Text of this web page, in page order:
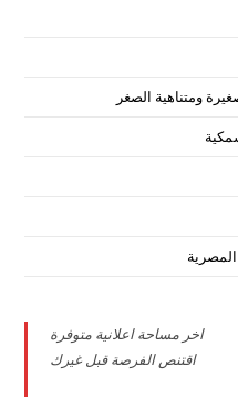
ومتناهية الصغر
اخر مساحة اعلانية متوفرة
اقتنص الفرصة قبل غيرك